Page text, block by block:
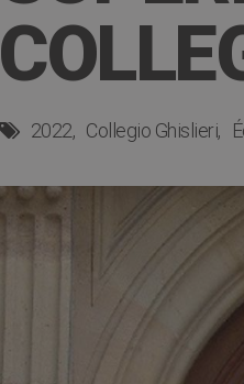
2022 Collegio Ghislieri